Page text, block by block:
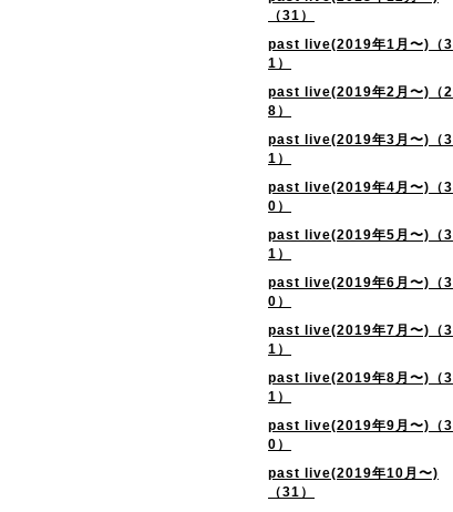
（31）
past live(2019年1月〜)（3
1）
past live(2019年2月〜)（2
8）
past live(2019年3月〜)（3
1）
past live(2019年4月〜)（3
0）
past live(2019年5月〜)（3
1）
past live(2019年6月〜)（3
0）
past live(2019年7月〜)（3
1）
past live(2019年8月〜)（3
1）
past live(2019年9月〜)（3
0）
past live(2019年10月〜)
（31）